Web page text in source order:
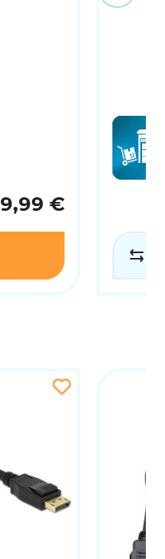
9,99 €